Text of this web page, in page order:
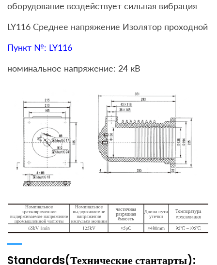
оборудование воздействует сильная вибрация
LY116 Среднее напряжение Изолятор проходной
Пункт №: LY116
номинальное напряжение: 24 кВ
Standards(Технические стантарты):